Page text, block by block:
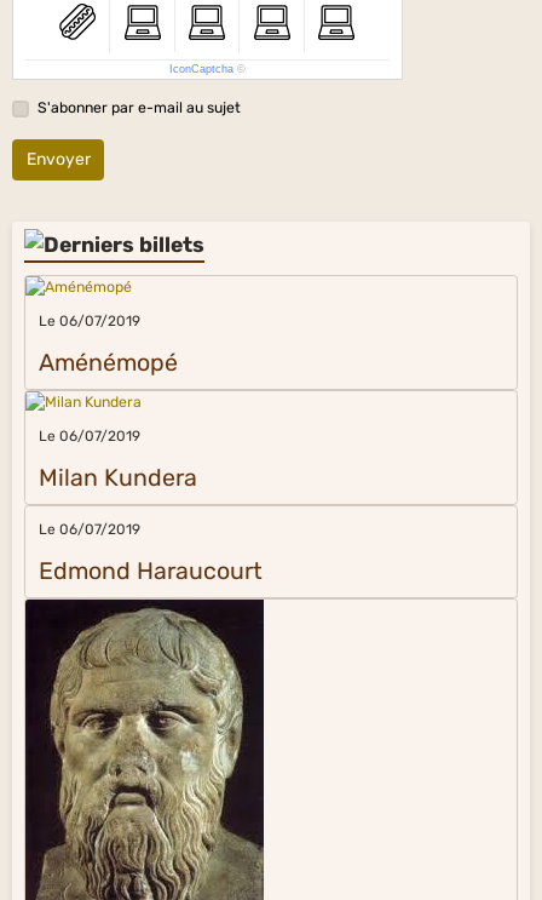
IconCaptcha ©
S'abonner par e-mail au sujet
Envoyer
Le 06/07/2019
Aménémopé
Le 06/07/2019
Milan Kundera
Le 06/07/2019
Edmond Haraucourt